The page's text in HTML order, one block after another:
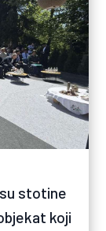
stotine
koji